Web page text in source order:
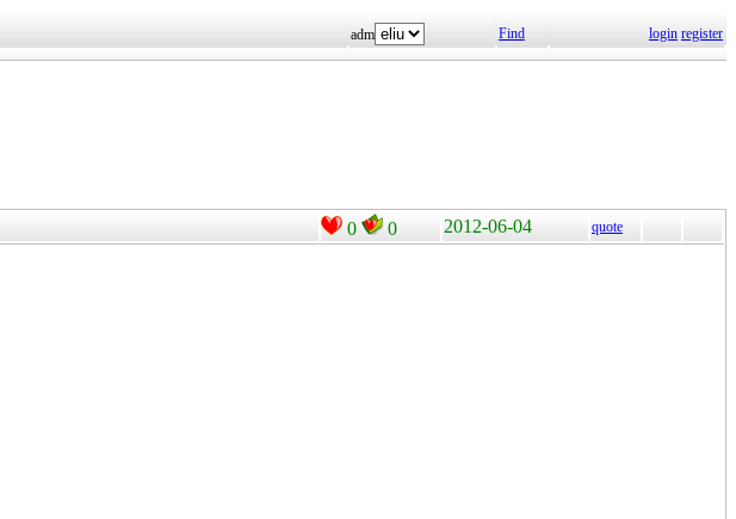
adm Find login register
0 0 2012-06-04 quote